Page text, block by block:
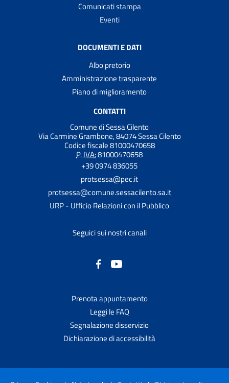
Comunicati stampa
Eventi
DOCUMENTI E DATI
Albo pretorio
Amministrazione trasparente
Piano di miglioramento
CONTATTI
Comune di Sessa Cilento
Via Carmine Grambone, 84074 Sessa Cilento
Codice fiscale 81000470658
P. IVA:81000470658
+39 0974 836055
protsessa@pec.it
protsessa@comune.sessacilento.sa.it
URP - Ufficio Relazioni con il Pubblico
Seguici sui nostri canali
Prenota appuntamento
Leggi le FAQ
Segnalazione disservizio
Dichiarazione di accessibilità